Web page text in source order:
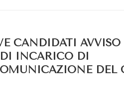
CANDIDATI
INCARICO DI
DEL